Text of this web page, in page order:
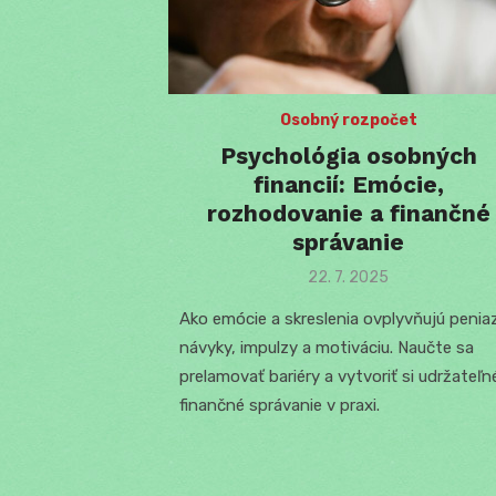
Osobný rozpočet
Psychológia osobných
financií: Emócie,
rozhodovanie a finančné
správanie
Posted
22. 7. 2025
Ako emócie a skreslenia ovplyvňujú
návyky, impulzy a motiváciu. Naučte sa
prelamovať bariéry a vytvoriť si
finančné správanie v praxi.